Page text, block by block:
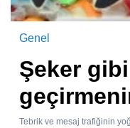
Genel
Şeker
Tebrik ve mesaj trafiğinin